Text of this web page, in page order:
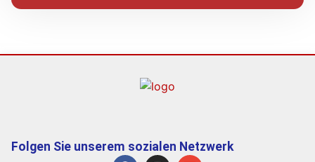
Folgen Sie unserem sozialen Netzwerk